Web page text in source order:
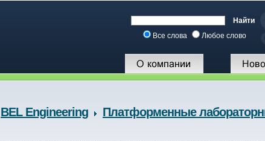
Все слова Любое слово
BEL Engineering Платформенные